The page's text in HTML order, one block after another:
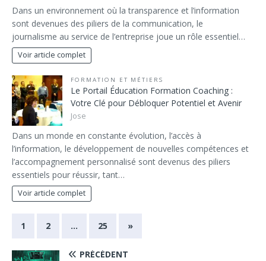
Dans un environnement où la transparence et l’information
sont devenues des piliers de la communication, le
journalisme au service de l’entreprise joue un rôle essentiel…
Voir article complet
FORMATION ET MÉTIERS
Le Portail Éducation Formation Coaching :
Votre Clé pour Débloquer Potentiel et Avenir
Jose
Dans un monde en constante évolution, l’accès à
l’information, le développement de nouvelles compétences et
l’accompagnement personnalisé sont devenus des piliers
essentiels pour réussir, tant…
Voir article complet
1 2 … 25 »
PRÉCÉDENT